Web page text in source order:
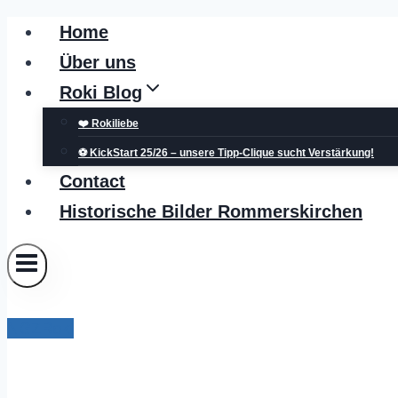
Zum
Inhalt
springen
Home
Über uns
Roki Blog
❤️ Rokiliebe
⚽ KickStart 25/26 – unsere Tipp-Clique sucht Verstärkung!
Contact
Historische Bilder Rommerskirchen